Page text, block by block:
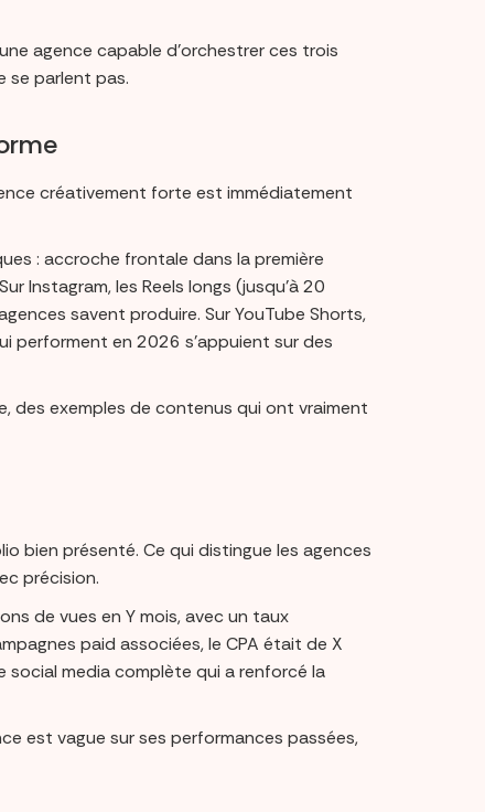
agence capable d’orchestrer ces trois
se parlent pas.
créativement forte est immédiatement
: accroche frontale dans la première
Instagram, les Reels longs (jusqu’à 20
savent produire. Sur YouTube Shorts,
performent en 2026 s’appuient sur des
des exemples de contenus qui ont vraiment
bien présenté. Ce qui distingue les agences
précision.
de vues en Y mois, avec un taux
paid associées, le CPA était de X
social media complète qui a renforcé la
est vague sur ses performances passées,